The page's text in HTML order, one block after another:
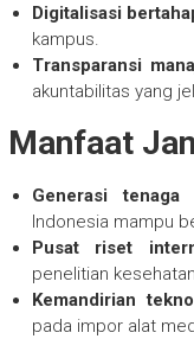
Digitalisasi
kampus.
Transparansi
akuntabilitas yang
Manfaat
Generasi
Indonesia mampu
Pusat riset
penelitian
Kemandirian
pada impor alat